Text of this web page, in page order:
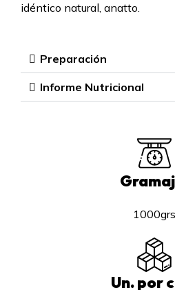
idéntico natural, anatto.
Preparación
Informe Nutricional
1000grs
Un. por